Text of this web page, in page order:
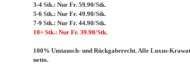
3-4 Stk.: Nur Fr. 59.90/Stk.
5-6 Stk.: Nur Fr. 49.90/Stk.
7-9 Stk.: Nur Fr. 44.90/Stk.
10+ Stk.: Nur Fr. 39.90/Stk.
100% Umtausch- und Rückgaberecht. Alle Luxus-
netto.